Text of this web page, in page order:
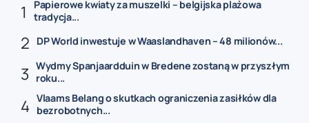
Papierowe kwiaty za muszelki – belgijska plażowa
tradycja...
DP World inwestuje w Waaslandhaven – 48 milionów...
Wydmy Spanjaardduin w Bredene zostaną w przyszłym
roku...
Vlaams Belang o skutkach ograniczenia zasiłków dla
bezrobotnych...